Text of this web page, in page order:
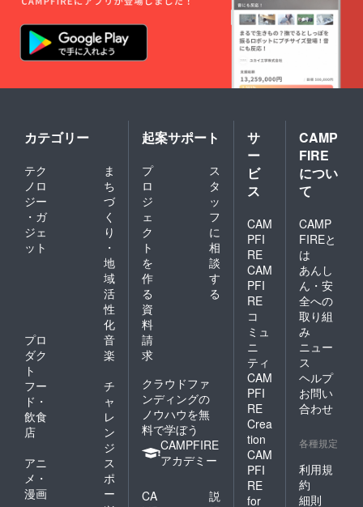
カテゴリー
テク
ノロ
ジー
・ガ
ジェ
ット
ま
ち
づ
く
り
・
地
域
活
性
化
プロ
ダク
ト
音
楽
フー
ド・
飲食
店
チ
ャ
レ
ン
ジ
アニ
メ・
漫画
ス
ポ
ー
起案サポート
プ
ロ
ジ
ェ
ク
ト
を
作
る
ス
タ
ッ
フ
に
相
談
す
る
資
料
請
求
クラウドファ
ンディングの
ノウハウを無
料で学ぼう
CAMPFIRE
アカデミー
CA
説
サ
ー
ビ
ス
CAM
PFI
RE
CAM
PFI
RE
コ
ミュ
ニ
ティ
CAM
PFI
RE
Crea
tion
CAM
PFI
RE
for
CAMP
FIRE
につい
て
CAMP
FIREと
は
あんし
ん・安
全への
取り組
み
ニュー
ス
ヘルプ
お問い
合わせ
各種規定
利用規
約
細則